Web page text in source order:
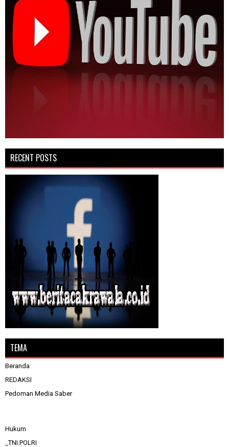
RECENT POSTS
TEMA
Beranda
REDAKSI
Pedoman Media Saber
Hukum
_TNI.POLRI